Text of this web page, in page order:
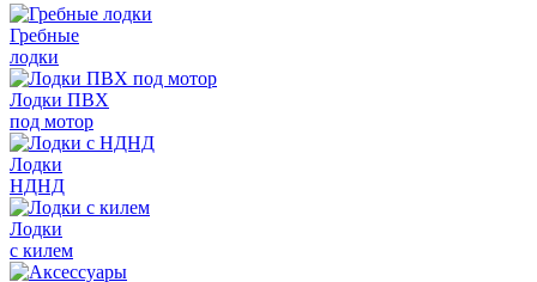
Гребные
лодки
Лодки ПВХ
под мотор
Лодки
НДНД
Лодки
с килем